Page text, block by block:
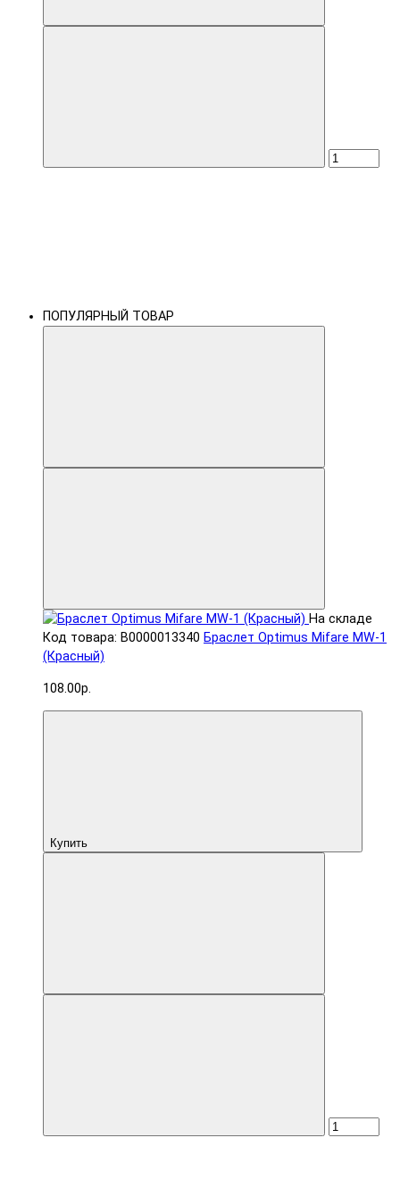
ПОПУЛЯРНЫЙ ТОВАР
На складе
Код товара: В0000013340 Браслет Optimus Mifare MW-1
(Красный)
108.00р.
Купить